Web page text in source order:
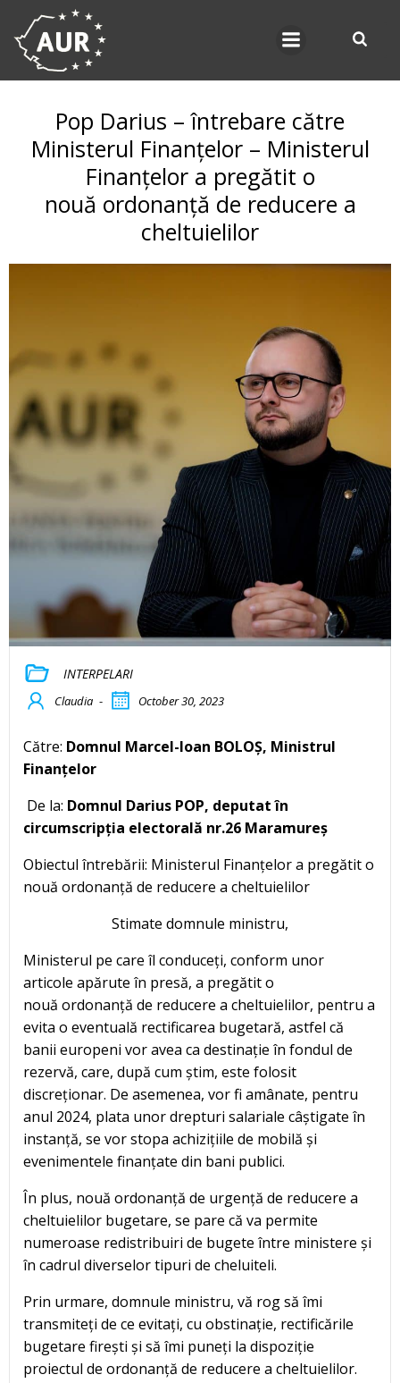
Pop Darius – întrebare către
Ministerul Finanțelor – Ministerul
Finanțelor a pregătit o
nouă ordonanță de reducere a
cheltuielilor
INTERPELARI
Claudia - October 30, 2023
Către: Domnul Marcel-Ioan BOLOȘ, Ministrul
Finanțelor
De la: Domnul Darius POP, deputat în
circumscripția electorală nr.26 Maramureș
Obiectul întrebării: Ministerul Finanțelor a pregătit o
nouă ordonanță de reducere a cheltuielilor
Stimate domnule ministru,
Ministerul pe care îl conduceți, conform unor
articole apărute în presă, a pregătit o
nouă ordonanță de reducere a cheltuielilor, pentru a
evita o eventuală rectificarea bugetară, astfel că
banii europeni vor avea ca destinație în fondul de
rezervă, care, după cum știm, este folosit
discreționar. De asemenea, vor fi amânate, pentru
anul 2024, plata unor drepturi salariale câștigate în
instanță, se vor stopa achizițiile de mobilă și
evenimentele finanțate din bani publici.
În plus, nouă ordonanță de urgență de reducere a
cheltuielilor bugetare, se pare că va permite
numeroase redistribuiri de bugete între ministere și
în cadrul diverselor tipuri de cheluiteli.
Prin urmare, domnule ministru, vă rog să îmi
transmiteți de ce evitați, cu obstinație, rectificările
bugetare firești și să îmi puneți la dispoziție
proiectul de ordonanță de reducere a cheltuielilor.